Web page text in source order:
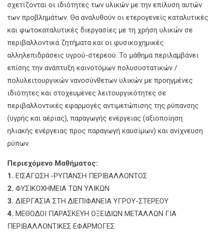
σχετίζονται οι ιδιότητες των υλικών με την επίλυση αυτών
των προβλημάτων. Θα αναλυθούν οι ετερογενείς καταλυτικές
και φωτοκαταλυτικές διεργασίες με τη χρήση υλικών σε
περιβαλλοντικά ζητήματα και οι φυσικοχημικές
αλληλεπιδράσεις υγρού-στερεού. Το μάθημα περιλαμβάνει
επίσης την ανάπτυξη καινοτόμων πολυσυστατικών /
πολυλειτουργικών νανοσύνθετων υλικών με προηγμένες
ιδιότητες και στοχευμένες λειτουργικότητες σε
περιβαλλοντικές εφαρμογές αντιμετώπισης της ρύπανσης
(υγρής και αέριας), παραγωγής ενέργειας (αξιοποίηση
ηλιακής ενέργειας προς παραγωγή καυσίμων) και ανίχνευση
ρύπων.
Περιεχόμενο Μαθήματος:
1. ΕΙΣΑΓΩΣΗ -ΡΥΠΑΝΣΗ ΠΕΡΙΒΑΛΛΟΝΤΟΣ
2. ΦΥΣΙΚΟΧΗΜΕΙΑ ΤΩΝ ΥΛΙΚΩΝ
3. ΔΙΕΡΓΑΣΙΑ ΣΤΗ ΔΙΕΠΙΦΑΝΕΙΑ ΥΓΡΟΥ-ΣΤΕΡΕΟΥ
4. ΜΕΘΟΔΟΙ ΠΑΡΑΣΚΕΥΗ ΟΞΕΙΔΙΩΝ ΜΕΤΑΛΛΩΝ ΓΙΑ
ΠΕΡΙΒΑΛΛΟΝΤΙΚΕΣ ΕΦΑΡΜΟΓΕΣ